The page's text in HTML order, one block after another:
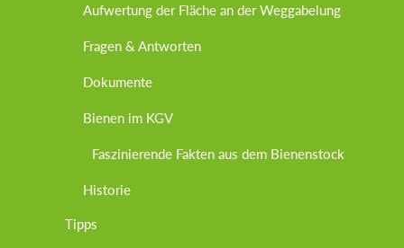
Aufwertung der Fläche an der Weggabelung
Fragen & Antworten
Dokumente
Bienen im KGV
Faszinierende Fakten aus dem Bienenstock
Historie
Tipps